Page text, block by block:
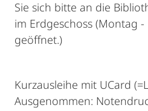
Sie sich bitte an die
im Erdgeschoss (Montag
geöffnet.)
Kurzausleihe mit UCard
Ausgenommen: